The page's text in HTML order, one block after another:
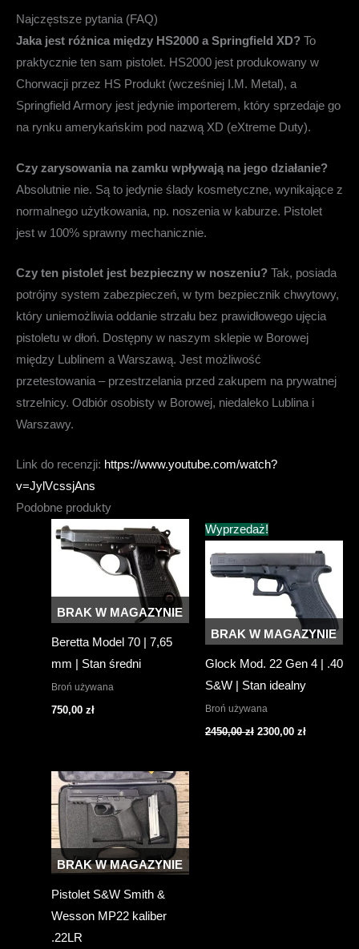
Najczęstsze pytania (FAQ)
Jaka jest różnica między HS2000 a Springfield XD? To
praktycznie ten sam pistolet. HS2000 jest produkowany w
Chorwacji przez HS Produkt (wcześniej I.M. Metal), a
Springfield Armory jest jedynie importerem, który sprzedaje go
na rynku amerykańskim pod nazwą XD (eXtreme Duty).
Czy zarysowania na zamku wpływają na jego działanie?
Absolutnie nie. Są to jedynie ślady kosmetyczne, wynikające z
normalnego użytkowania, np. noszenia w kaburze. Pistolet
jest w 100% sprawny mechanicznie.
Czy ten pistolet jest bezpieczny w noszeniu? Tak, posiada
potrójny system zabezpieczeń, w tym bezpiecznik chwytowy,
który uniemożliwia oddanie strzału bez prawidłowego ujęcia
pistoletu w dłoń. Dostępny w naszym sklepie w Borowej
między Lublinem a Warszawą. Jest możliwość
przetestowania – przestrzelania przed zakupem na prywatnej
strzelnicy. Odbiór osobisty w Borowej, niedaleko Lublina i
Warszawy.
Link do recenzji: https://www.youtube.com/watch?
v=JylVcssjAns
Podobne produkty
BRAK W MAGAZYNIE
Beretta Model 70 | 7,65
mm | Stan średni
Broń używana
750,00 zł
Wyprzedaż!
BRAK W MAGAZYNIE
Glock Mod. 22 Gen 4 | .40
S&W | Stan idealny
Broń używana
2450,00zł Pierwotna
2300,00 złAktualna
BRAK W MAGAZYNIE
Pistolet S&W Smith &
Wesson MP22 kaliber
.22LR